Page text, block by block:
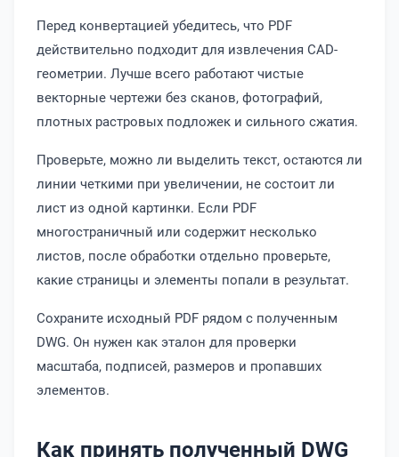
Перед конвертацией убедитесь, что PDF
действительно подходит для извлечения CAD-
геометрии. Лучше всего работают чистые
векторные чертежи без сканов, фотографий,
плотных растровых подложек и сильного сжатия.
Проверьте, можно ли выделить текст, остаются ли
линии четкими при увеличении, не состоит ли
лист из одной картинки. Если PDF
многостраничный или содержит несколько
листов, после обработки отдельно проверьте,
какие страницы и элементы попали в результат.
Сохраните исходный PDF рядом с полученным
DWG. Он нужен как эталон для проверки
масштаба, подписей, размеров и пропавших
элементов.
Как принять полученный DWG